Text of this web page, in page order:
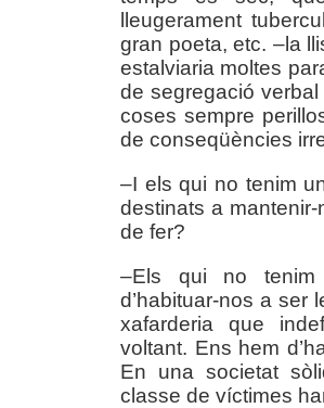
lleugerament
gran poeta, etc. –la
estalviaria moltes
de segregació
coses sempre
de conseqüències
–I els qui no tenim
destinats a
de fer?
–Els qui no tenim
d’habituar-nos a ser
xafarderia que
voltant. Ens hem
En una societat
classe de víctimes